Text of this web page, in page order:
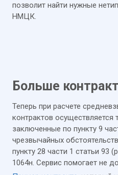
позволит найти нужные
НМЦК.
Больше
Теперь при расчете
контрактов
заключенные по пункту 9
чрезвычайных
пункту 28 части 1 статьи 93
1064н. Сервис помогает не